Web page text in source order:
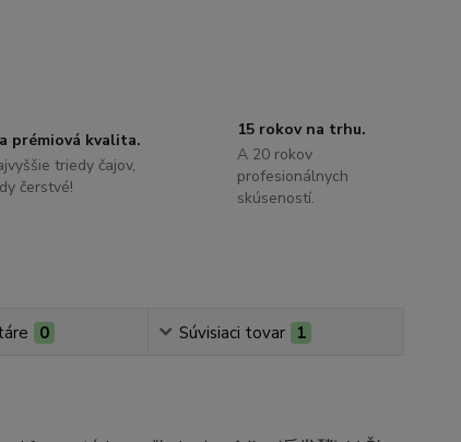
prémiová kvalita.
triedy čajov,
čerstvé!
15 rokov na trhu.
A 20 rokov
profesionálnych
skúseností.
0 Súvisiaci tovar 1